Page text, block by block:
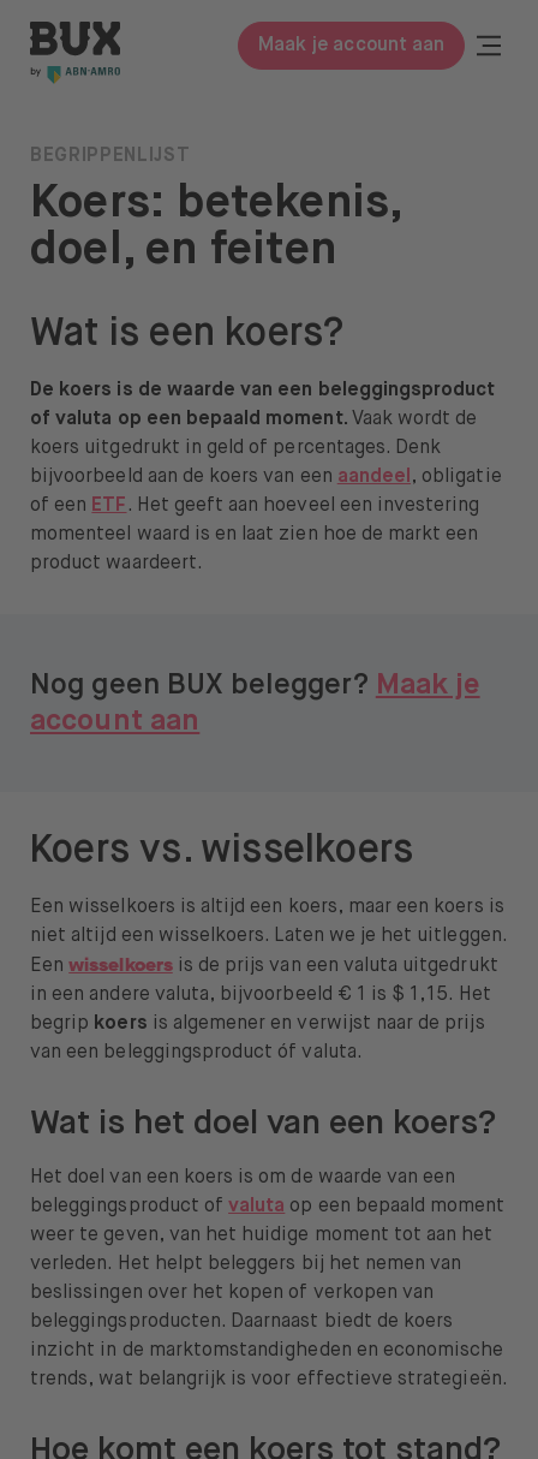
BUX | Doe meer met je geld NL
Maak je account aan
BUX Prime
Tarieven
ETF’s
Kennis
Beleggen in
Leer beleggen
Over ons
Over BUX
Pers
Help
NL
Open taal menu
Koers: betekenis,
doel, en feiten
BEGRIPPENLIJST
Wat is een koers?
De koers is de waarde van een beleggingsproduct
of valuta op een bepaald moment. Vaak wordt de
koers uitgedrukt in geld of percentages. Denk
bijvoorbeeld aan de koers van een aandeel, obligatie
of een ETF . Het geeft aan hoeveel een investering
momenteel waard is en laat zien hoe de markt een
product waardeert.
Nog geen BUX belegger? Maak je
account aan
Koers vs. wisselkoers
Een wisselkoers is altijd een koers, maar een koers is
niet altijd een wisselkoers. Laten we je het uitleggen.
Eenwisselkoersis de prijs van een valuta uitgedrukt
in een andere valuta, bijvoorbeeld € 1 is $ 1,15. Het
begrip koers is algemener en verwijst naar de prijs
van een beleggingsproduct óf valuta.
Wat is het doel van een koers?
Het doel van een koers is om de waarde van een
beleggingsproduct ofvaluta op een bepaald moment
weer te geven, van het huidige moment tot aan het
verleden. Het helpt beleggers bij het nemen van
beslissingen over het kopen of verkopen van
beleggingsproducten. Daarnaast biedt de koers
inzicht in de marktomstandigheden en economische
trends, wat belangrijk is voor effectieve strategieën.
Hoe komt een koers tot stand?
Close